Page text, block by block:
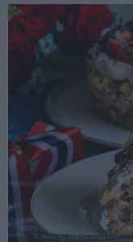
Hopp
hovedinnhold